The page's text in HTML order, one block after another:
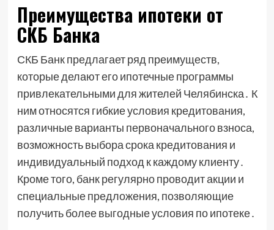
Преимущества ипотеки от
СКБ Банка
СКБ Банк предлагает ряд преимуществ,
которые делают его ипотечные программы
привлекательными для жителей Челябинска․ К
ним относятся гибкие условия кредитования,
различные варианты первоначального взноса,
возможность выбора срока кредитования и
индивидуальный подход к каждому клиенту․
Кроме того, банк регулярно проводит акции и
специальные предложения, позволяющие
получить более выгодные условия по ипотеке․